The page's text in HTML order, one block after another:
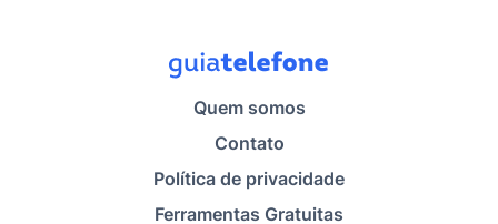
Quem somos
Contato
Política de privacidade
Ferramentas Gratuitas